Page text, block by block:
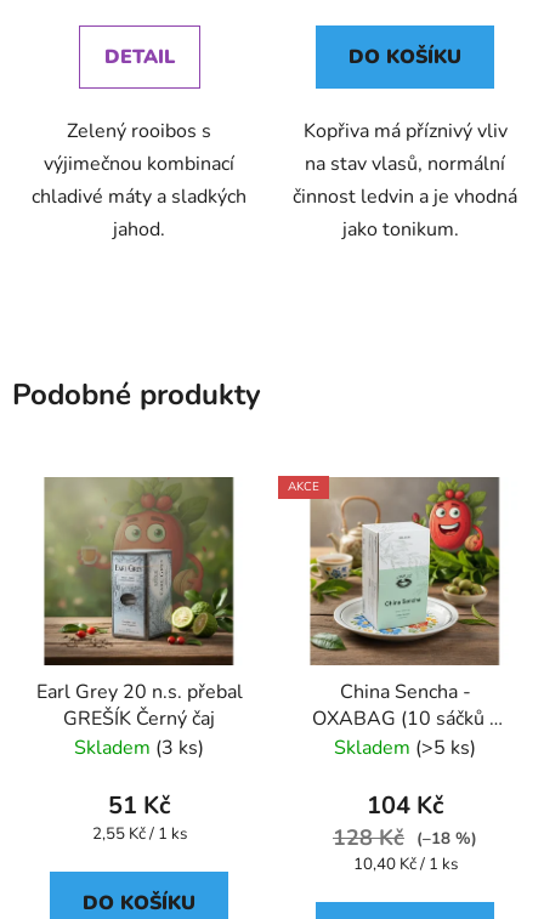
DETAIL
Zelený rooibos s
výjimečnou kombinací
chladivé máty a sladkých
jahod.
DO KOŠÍKU
Kopřiva má příznivý vliv
na stav vlasů, normální
činnost ledvin a je vhodná
jako tonikum.
Podobné produkty
Earl Grey 20 n.s. přebal
GREŠÍK Černý čaj
Skladem (3 ks)
51 Kč
Měrná
2,55 Kč / 1 ks
DO KOŠÍKU
AKCE
China Sencha -
OXABAG (10 sáčků x
4g) - Oxalis
Skladem (>5 ks)
104 Kč
128 Kč
(–18 %)
Měrná
10,40 Kč / 1 ks